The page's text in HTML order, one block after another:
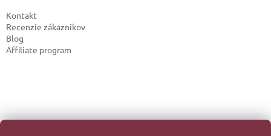
Kontakt
Recenzie zákazníkov
Blog
Affiliate program